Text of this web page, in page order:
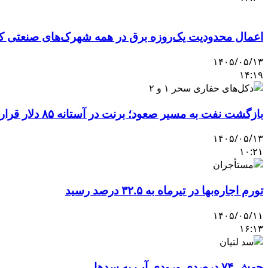
اعمال محدودیت یک‌روزه برق در همه شهرک‌های صنعتی
۱۴۰۵/۰۵/۱۳
۱۴:۱۹
بازگشت نفت به مسیر صعود؛ برنت در آستانه ۸۵ دلار قرار گرفت
۱۴۰۵/۰۵/۱۳
۱۰:۲۱
تورم اجاره‌بها در تیرماه به ۳۲.۵ درصد رسید
۱۴۰۵/۰۵/۱۱
۱۶:۱۳